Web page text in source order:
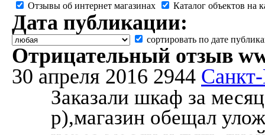
Отзывы об интернет магазинах Каталог объектов на
Дата публикации:
сортировать по дате
Отрицательный отзыв
30 апреля 2016 2944
Заказали шкаф за
р),магазин обещал